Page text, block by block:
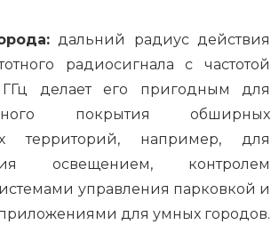
дальний радиус действия
радиосигнала с частотой
делает его пригодным для
покрытия обширных
территорий, например, для
освещением, контролем
управления парковкой и
для умных городов.